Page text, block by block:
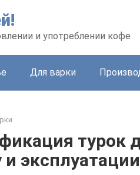
и употреблении кофе
Для варки
турок
эксплуатации